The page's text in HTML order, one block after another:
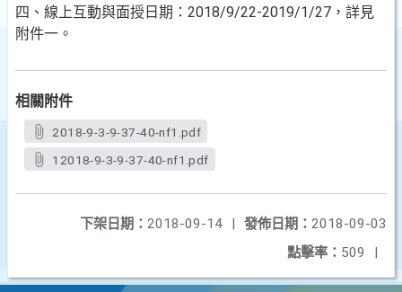
四、線上互動與面授日期：2018/9/22-2019/1/27，詳見
附件一。
相關附件
2018-9-3-9-37-40-nf1.pdf
12018-9-3-9-37-40-nf1.pdf
發佈日期： 2018-09-03
下架日期： 2018-09-14
|
點擊率： 509 |